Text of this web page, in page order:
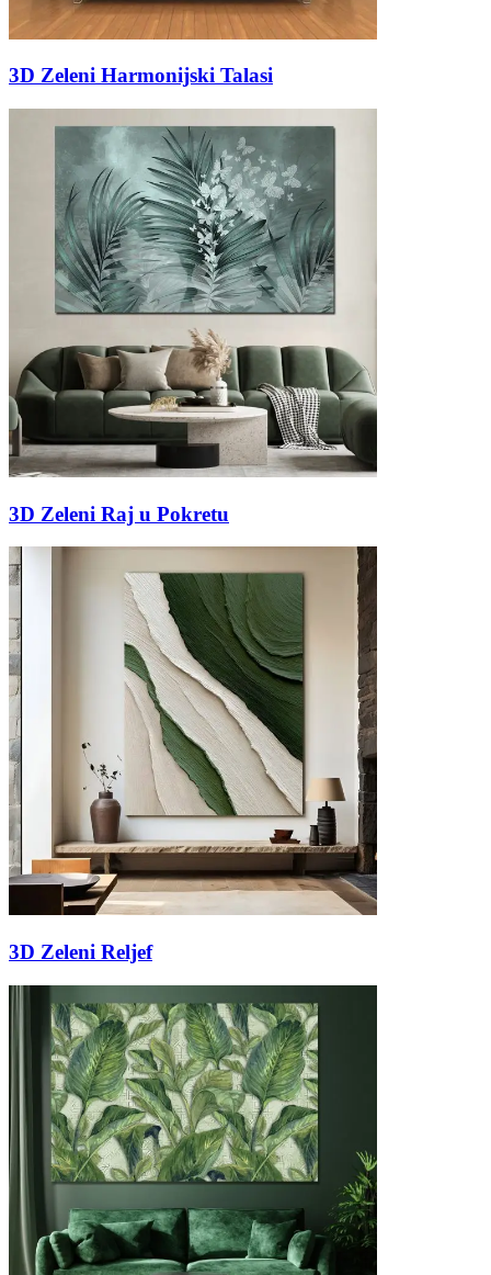
3D Zeleni Harmonijski Talasi
3D Zeleni Raj u Pokretu
3D Zeleni Reljef